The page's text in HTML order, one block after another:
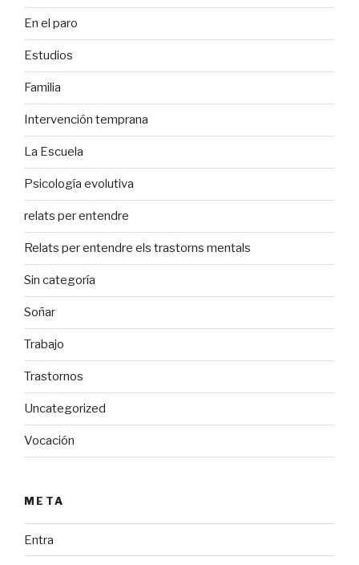
En el paro
Estudios
Familia
Intervención temprana
La Escuela
Psicología evolutiva
relats per entendre
Relats per entendre els trastorns mentals
Sin categoría
Soñar
Trabajo
Trastornos
Uncategorized
Vocación
META
Entra